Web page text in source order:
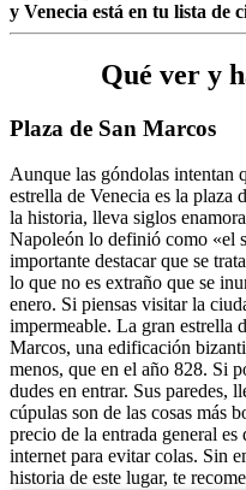
y Venecia está en tu lista de
Qué ver y
Plaza de San Marcos
Aunque las góndolas intentan
estrella de Venecia es la plaza
la historia, lleva siglos
Napoleón lo definió como «el
importante destacar que se
lo que no es extraño que se
enero. Si piensas visitar la
impermeable. La gran estrella
Marcos, una edificación
menos, que en el año 828. Si
dudes en entrar. Sus paredes,
cúpulas son de las cosas más
precio de la entrada general
internet para evitar colas. Sin
historia de este lugar, te